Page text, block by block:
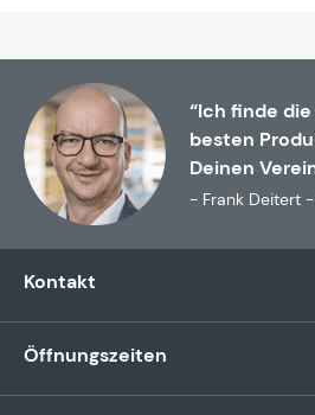
“Ich finde
besten
Deinen
- Frank Deitert
Kontakt
Öffnungszeiten